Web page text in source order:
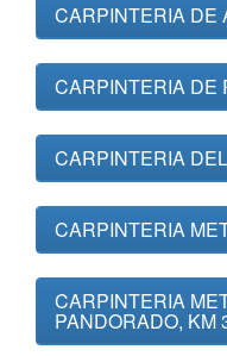
CARPINTERIA DE
CARPINTERIA DE
CARPINTERIA
CARPINTERIA
CARPINTERIA
PANDORADO, KM